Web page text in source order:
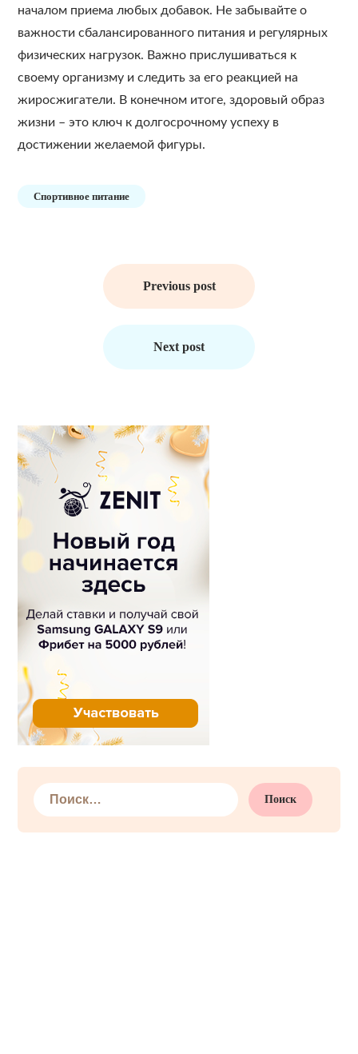
началом приема любых добавок. Не забывайте о
важности сбалансированного питания и регулярных
физических нагрузок. Важно прислушиваться к
своему организму и следить за его реакцией на
жиросжигатели. В конечном итоге, здоровый образ
жизни – это ключ к долгосрочному успеху в
достижении желаемой фигуры.
Спортивное питание
Previous post
Next post
Найти: